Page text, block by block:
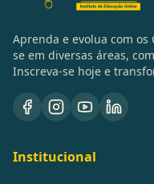
Aprenda e evolua com os
se em diversas áreas,
Inscreva-se hoje e
Institucional